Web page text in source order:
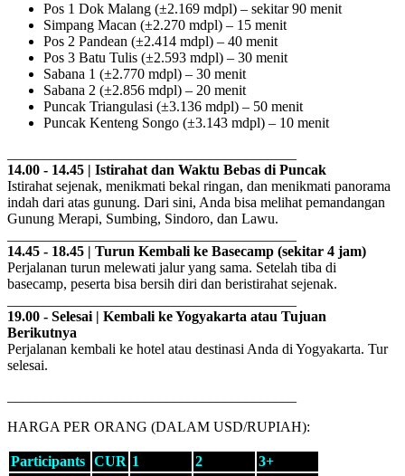
Pos 1 Dok Malang (±2.169 mdpl) – sekitar 90 menit
Simpang Macan (±2.270 mdpl) – 15 menit
Pos 2 Pandean (±2.414 mdpl) – 40 menit
Pos 3 Batu Tulis (±2.593 mdpl) – 30 menit
Sabana 1 (±2.770 mdpl) – 30 menit
Sabana 2 (±2.856 mdpl) – 20 menit
Puncak Triangulasi (±3.136 mdpl) – 50 menit
Puncak Kenteng Songo (±3.143 mdpl) – 10 menit
14.00 - 14.45 | Istirahat dan Waktu Bebas di Puncak
Istirahat sejenak, menikmati bekal ringan, dan menikmati panorama
indah dari atas gunung. Dari sini, Anda bisa melihat pemandangan
Gunung Merapi, Sumbing, Sindoro, dan Lawu.
14.45 - 18.45 | Turun Kembali ke Basecamp (sekitar 4 jam)
Perjalanan turun melewati jalur yang sama. Setelah tiba di
basecamp, peserta bisa bersih diri dan beristirahat sejenak.
19.00 - Selesai | Kembali ke Yogyakarta atau Tujuan
Berikutnya
Perjalanan kembali ke hotel atau destinasi Anda di Yogyakarta. Tur
selesai.
HARGA PER ORANG (DALAM USD/RUPIAH):
Participants CUR 1 2
3+